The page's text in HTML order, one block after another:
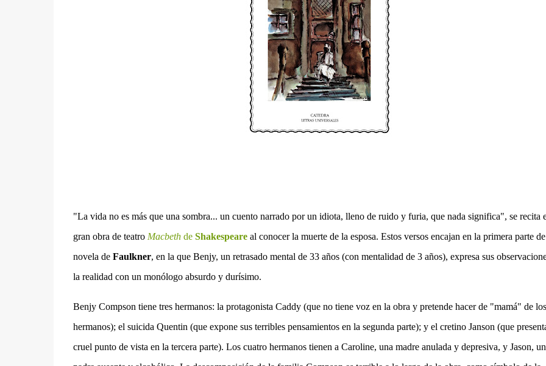
"La vida no es más que una sombra... un cuento narrado por un idiota, lleno de ruido y furia, que nada significa", se recita
gran obra de teatro Macbethde Shakespeareal conocer la muerte de la esposa. Estos versos encajan en la primera parte de
novela de Faulkner, en la que Benjy, un retrasado mental de 33 años (con mentalidad de 3 años), expresa sus
la realidad con un monólogo absurdo y durísimo.
Benjy Compson tiene tres hermanos: la protagonista Caddy (que no tiene voz en la obra y pretende hacer de "mamá" de los
hermanos); el suicida Quentin (que expone sus terribles pensamientos en la segunda parte); y el cretino Janson (que
cruel punto de vista en la tercera parte). Los cuatro hermanos tienen a Caroline, una madre anulada y depresiva, y Jason, un